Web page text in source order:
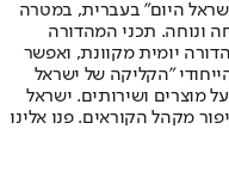
היום" בעברית, במטרה
ונוחה. תכני המהדורה
יומית מקוונת, ואפשר
"הקליקה של ישראל
מוצרים ושירותים. ישראל
מקהל הקוראים. פנו אלינו